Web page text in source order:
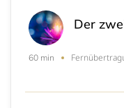
Der
60 min